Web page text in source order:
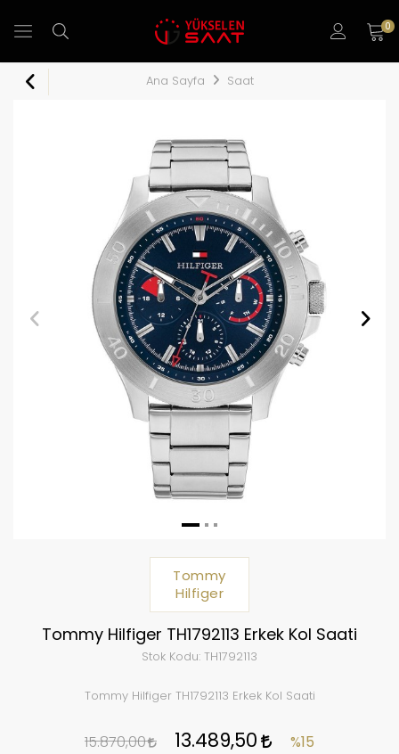
0
Ana Sayfa Saat
Tommy
Hilfiger
Tommy Hilfiger TH1792113 Erkek Kol Saati
Stok Kodu: TH1792113
Tommy Hilfiger TH1792113 Erkek Kol Saati
15.870,00 13.489,50 %15